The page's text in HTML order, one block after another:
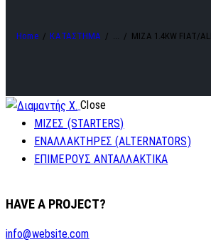
Home ΚΑΤΑΣΤΗΜΑ MIZA 1.4KW FIAT/
Close
ΜΙΖΕΣ (STARTERS)
ΕΝΑΛΛΑΚΤΗΡΕΣ (ALTERNATORS)
ΕΠΙΜΕΡΟΥΣ ΑΝΤΑΛΛΑΚΤΙΚΑ
HAVE A PROJECT?
info@website.com